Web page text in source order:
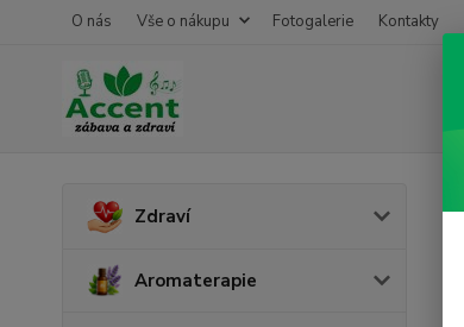
O nás Vše o nákupu Fotogalerie Kontakty
Zdraví
Aromaterapie